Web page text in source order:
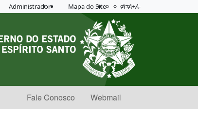
Administrador Mapa do Site Acessibilidade
Aplicar contraste
A=A+A-
Fale Conosco Webmail